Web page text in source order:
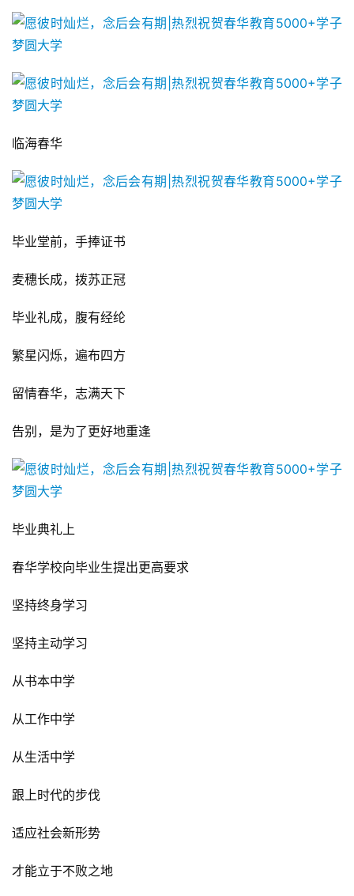
临海春华
毕业堂前，手捧证书
麦穗长成，拨苏正冠
毕业礼成，腹有经纶
繁星闪烁，遍布四方
留情春华，志满天下
告别，是为了更好地重逢
毕业典礼上
春华学校向毕业生提出更高要求
坚持终身学习
坚持主动学习
从书本中学
从工作中学
从生活中学
跟上时代的步伐
适应社会新形势
才能立于不败之地